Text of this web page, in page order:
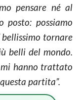
pensare né al
possiamo
tornare
belli del mondo.
hanno trattato
partita”.